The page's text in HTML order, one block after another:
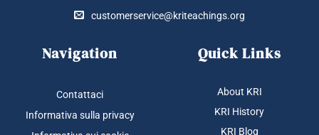
customerservice@kriteachings.org
Navigation
Contattaci
Informativa sulla privacy
Quick Links
About KRI
KRI History
KRI Blog